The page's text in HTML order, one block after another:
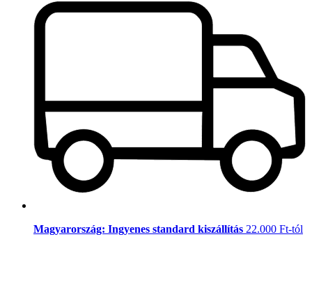
Magyarország: Ingyenes standard kiszállítás 22.000 Ft-tól